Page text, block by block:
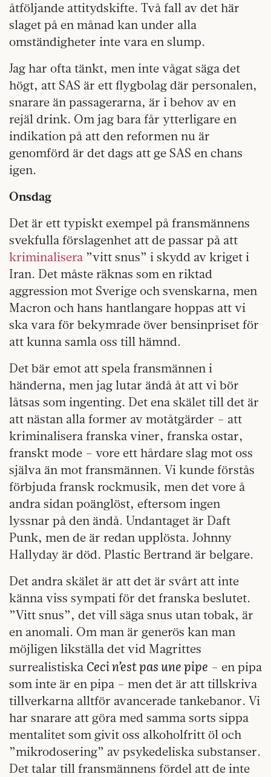
åtföljande attitydskifte. Två fall av det här
slaget på en månad kan under alla
omständigheter inte vara en slump.
Jag har ofta tänkt, men inte vågat säga det
högt, att SAS är ett flygbolag där personalen,
snarare än passagerarna, är i behov av en
rejäl drink. Om jag bara får ytterligare en
indikation på att den reformen nu är
genomförd är det dags att ge SAS en chans
igen.
Onsdag
Det är ett typiskt exempel på fransmännens
svekfulla förslagenhet att de passar på att
kriminalisera ”vitt snus” i skydd av kriget i
Iran. Det måste räknas som en riktad
aggression mot Sverige och svenskarna, men
Macron och hans hantlangare hoppas att vi
ska vara för bekymrade över bensinpriset för
att kunna samla oss till hämnd.
Det bär emot att spela fransmännen i
händerna, men jag lutar ändå åt att vi bör
låtsas som ingenting. Det ena skälet till det är
att nästan alla former av motåtgärder – att
kriminalisera franska viner, franska ostar,
franskt mode – vore ett hårdare slag mot oss
själva än mot fransmännen. Vi kunde förstås
förbjuda fransk rockmusik, men det vore å
andra sidan poänglöst, eftersom ingen
lyssnar på den ändå. Undantaget är Daft
Punk, men de är redan upplösta. Johnny
Hallyday är död. Plastic Bertrand är belgare.
Det andra skälet är att det är svårt att inte
känna viss sympati för det franska beslutet.
”Vitt snus”, det vill säga snus utan tobak, är
en anomali. Om man är generös kan man
möjligen likställa det vid Magrittes
surrealistiska Ceci n’est pas une pipe – en pipa
som inte är en pipa – men det är att tillskriva
tillverkarna alltför avancerade tankebanor. Vi
har snarare att göra med samma sorts sippa
mentalitet som givit oss alkoholfritt öl och
”mikrodosering” av psykedeliska substanser.
Det talar till fransmännens fördel att de inte